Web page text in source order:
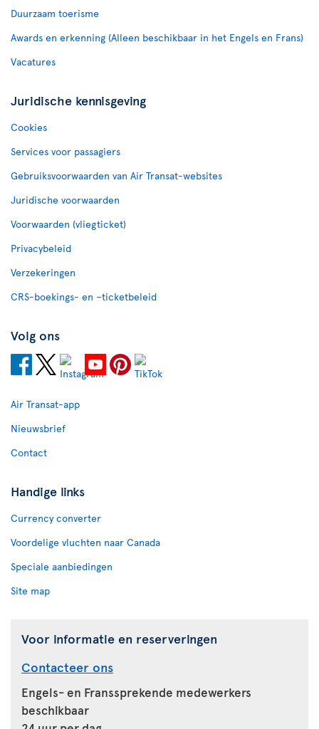
Duurzaam toerisme
Awards en erkenning (Alleen beschikbaar in het Engels en Frans)
Vacatures
Juridische kennisgeving
Cookies
Services voor passagiers
Gebruiksvoorwaarden van Air Transat-websites
Juridische voorwaarden
Voorwaarden (vliegticket)
Privacybeleid
Verzekeringen
CRS-boekings- en –ticketbeleid
Volg ons
Air Transat-app
Nieuwsbrief
Contact
Handige links
Currency converter
Voordelige vluchten naar Canada
Speciale aanbiedingen
Site map
Voor informatie en reserveringen
Contacteer ons
Engels- en Franssprekende medewerkers
beschikbaar